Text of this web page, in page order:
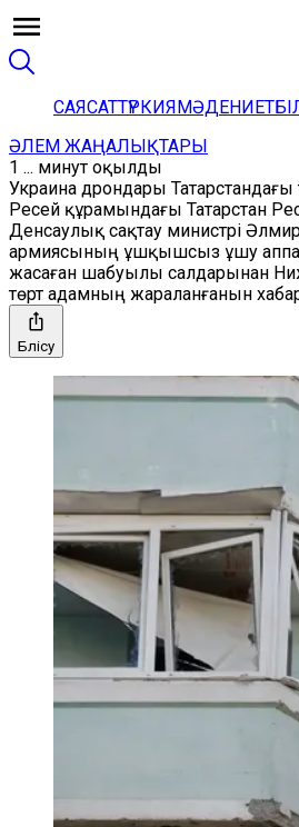
САЯСАТТҮРКИЯМӘДЕНИЕТ
ӘЛЕМ ЖАҢАЛЫҚТАРЫ
1 ... минут оқылды
Украина дрондары Татарстандағы
Ресей құрамындағы Татарстан
Денсаулық сақтау министрі
армиясының ұшқышсыз ұшу
жасаған шабуылы салдарынан
төрт адамның жараланғанын
Бөлісу